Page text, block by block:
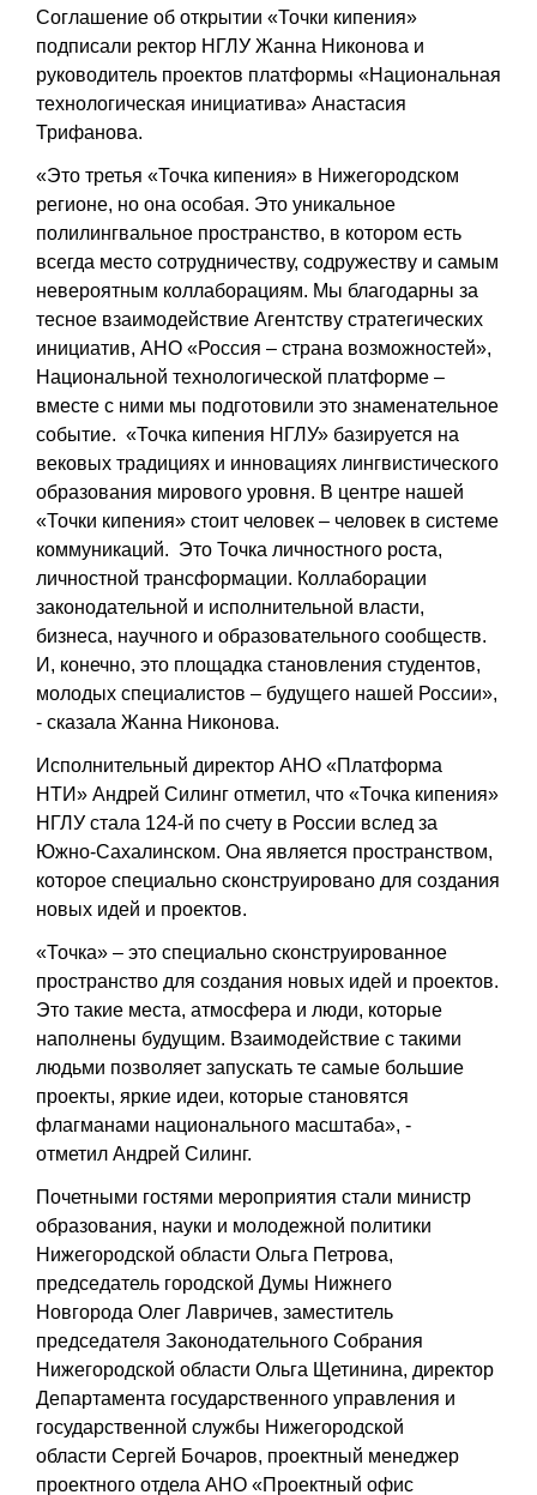
Соглашение об открытии «Точки кипения»
подписали ректор НГЛУ Жанна Никонова и
руководитель проектов платформы «Национальная
технологическая инициатива» Анастасия
Трифанова.
«Это третья «Точка кипения» в Нижегородском
регионе, но она особая. Это уникальное
полилингвальное пространство, в котором есть
всегда место сотрудничеству, содружеству и самым
невероятным коллаборациям. Мы благодарны за
тесное взаимодействие Агентству стратегических
инициатив, АНО «Россия – страна возможностей»,
Национальной технологической платформе –
вместе с ними мы подготовили это знаменательное
событие. «Точка кипения НГЛУ» базируется на
вековых традициях и инновациях лингвистического
образования мирового уровня. В центре нашей
«Точки кипения» стоит человек – человек в системе
коммуникаций. Это Точка личностного роста,
личностной трансформации. Коллаборации
законодательной и исполнительной власти,
бизнеса, научного и образовательного сообществ.
И, конечно, это площадка становления студентов,
молодых специалистов – будущего нашей России»,
- сказала Жанна Никонова.
Исполнительный директор АНО «Платформа
НТИ» Андрей Силинг отметил, что «Точка кипения»
НГЛУ стала 124-й по счету в России вслед за
Южно-Сахалинском. Она является пространством,
которое специально сконструировано для создания
новых идей и проектов.
«Точка» – это специально сконструированное
пространство для создания новых идей и проектов.
Это такие места, атмосфера и люди, которые
наполнены будущим. Взаимодействие с такими
людьми позволяет запускать те самые большие
проекты, яркие идеи, которые становятся
флагманами национального масштаба», -
отметил Андрей Силинг.
Почетными гостями мероприятия стали министр
образования, науки и молодежной политики
Нижегородской области Ольга Петрова,
председатель городской Думы Нижнего
Новгорода Олег Лавричев, заместитель
председателя Законодательного Собрания
Нижегородской области Ольга Щетинина, директор
Департамента государственного управления и
государственной службы Нижегородской
области Сергей Бочаров, проектный менеджер
проектного отдела АНО «Проектный офис